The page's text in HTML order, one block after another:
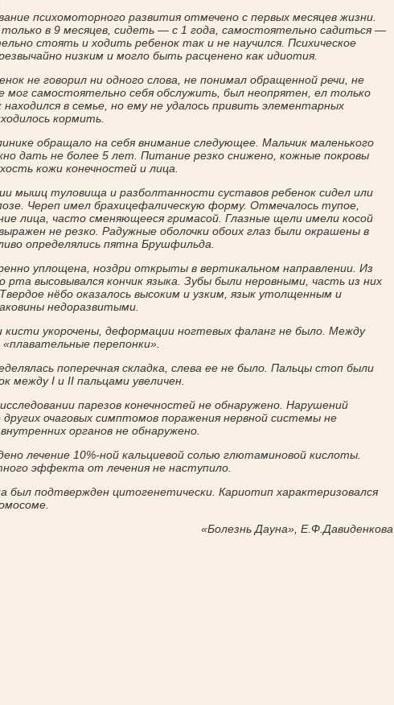
психомоторного развития отмечено с первых месяцев жизни.
в 9 месяцев, сидеть — с 1 года, самостоятельно садиться —
стоять и ходить ребенок так и не научился. Психическое
низким и могло быть расценено как идиотия.
не говорил ни одного слова, не понимал обращенной речи, не
мог самостоятельно себя обслужить, был неопрятен, ел только
в семье, но ему не удалось привить элементарных
кормить.
обращало на себя внимание следующее. Мальчик маленького
дать не более 5 лет. Питание резко снижено, кожные покровы
кожи конечностей и лица.
мышц туловища и разболтанности суставов ребенок сидел или
Череп имел брахицефалическую форму. Отмечалось тупое,
лица, часто сменяющееся гримасой. Глазные щели имели косой
не резко. Радужные оболочки обоих глаз были окрашены в
определялись пятна Брушфильда.
уплощена, ноздри открыты в вертикальном направлении. Из
высовывался кончик языка. Зубы были неровными, часть из них
нёбо оказалось высоким и узким, язык утолщенным и
недоразвитыми.
кисти укорочены, деформации ногтевых фаланг не было. Между
перепонки».
поперечная складка, слева ее не было. Пальцы стоп были
между I и II пальцами увеличен.
парезов конечностей не обнаружено. Нарушений
очаговых симптомов поражения нервной системы не
органов не обнаружено.
лечение 10%-ной кальциевой солью глютаминовой кислоты.
эффекта от лечения не наступило.
был подтвержден цитогенетически. Кариотип характеризовался
«Болезнь Дауна», Е.Ф.Давиденкова